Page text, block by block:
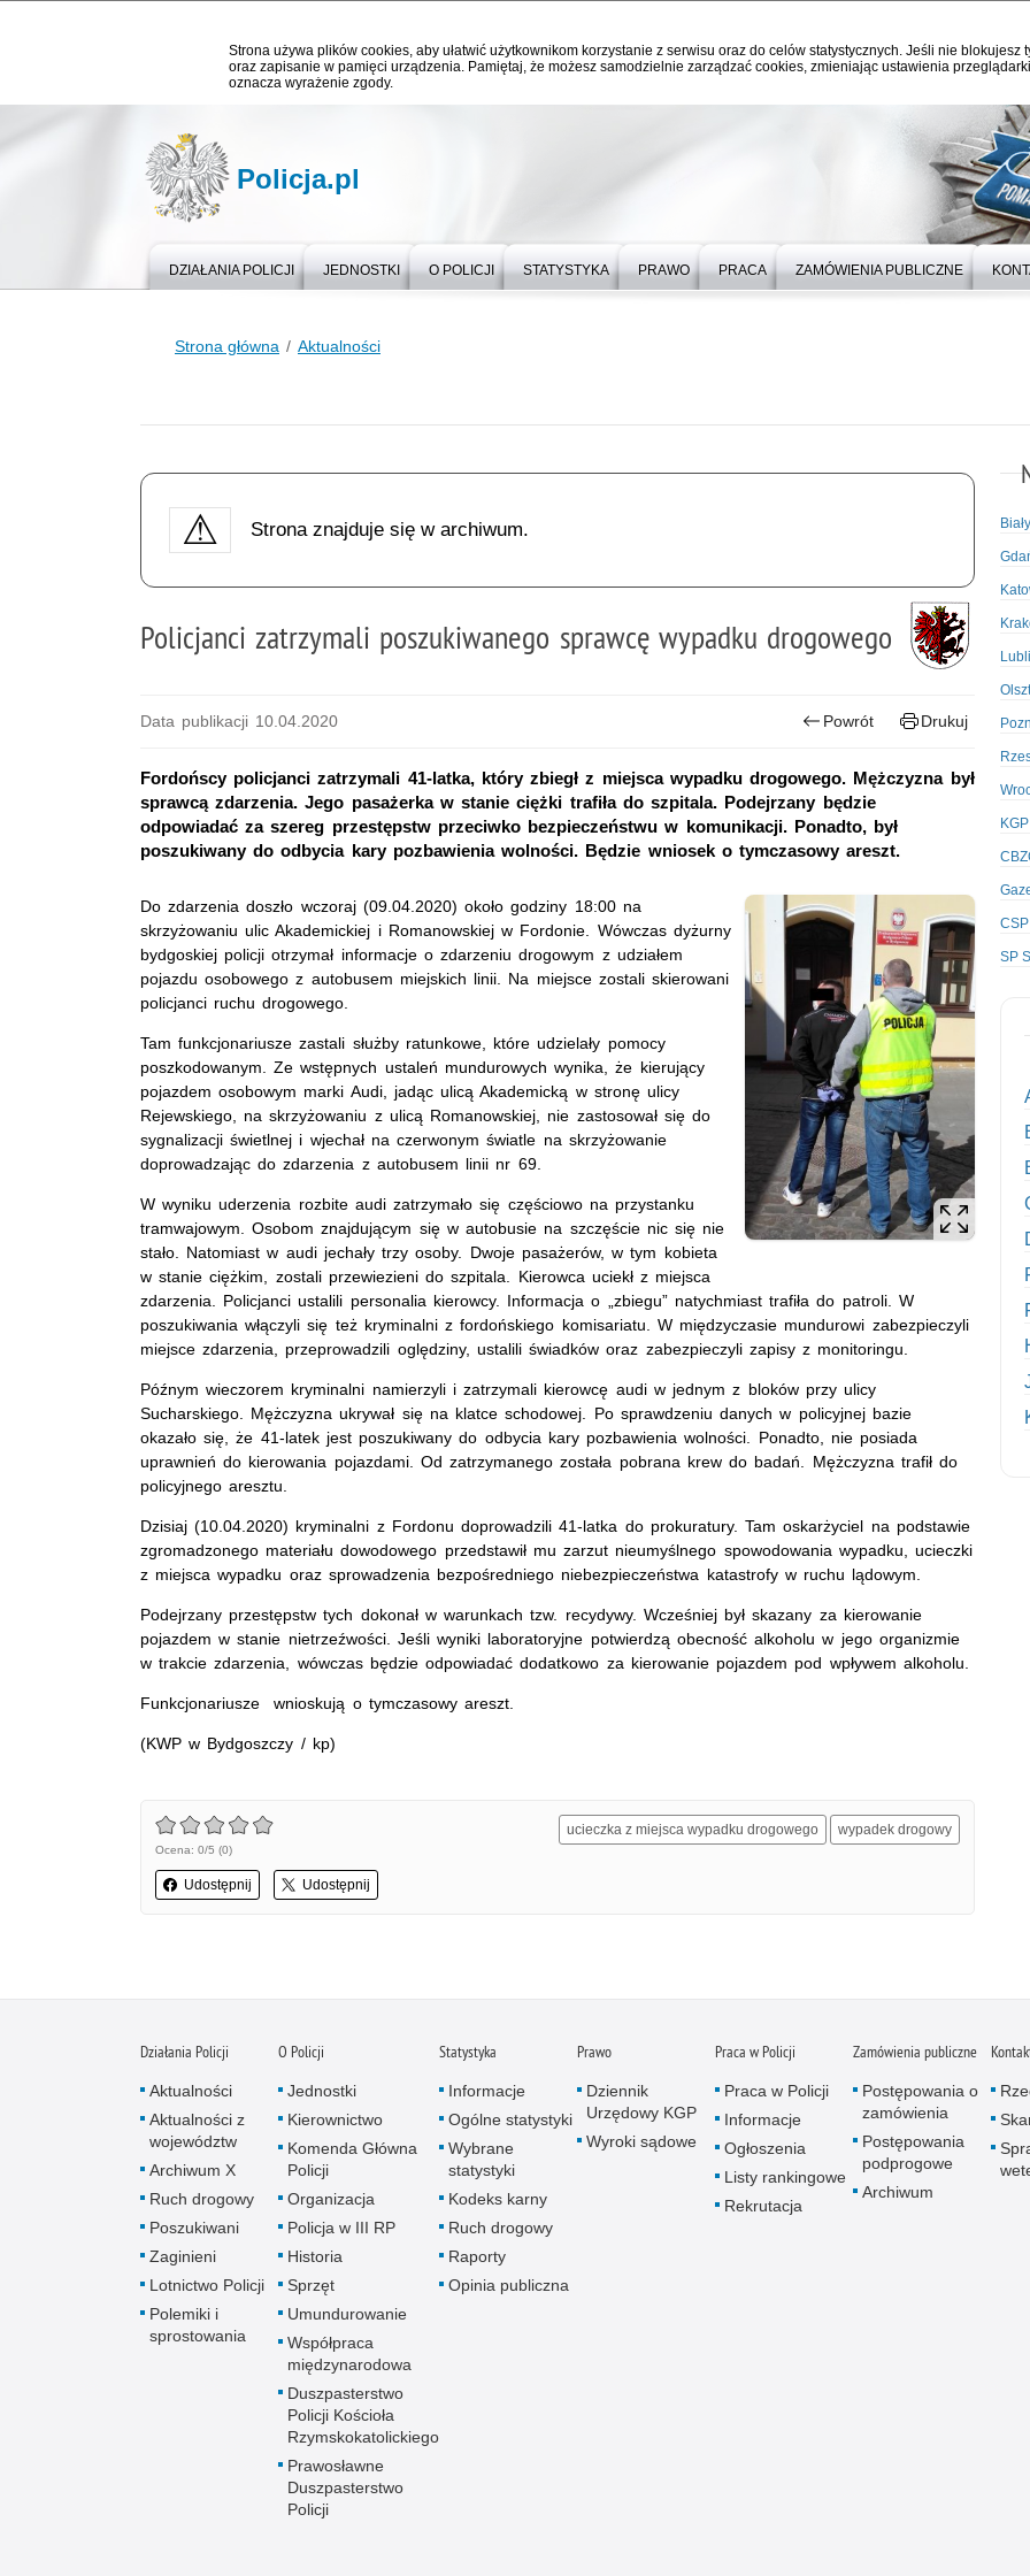
Strona używa plików cookies, aby ułatwić użytkownikom korzystanie z serwisu oraz do celów statystycznych. Jeśli nie blokujesz
oraz zapisanie w pamięci urządzenia. Pamiętaj, że możesz samodzielnie zarządzać cookies, zmieniając ustawienia
oznacza wyrażenie zgody.
Policja.pl
DZIAŁANIA POLICJI JEDNOSTKI O POLICJI STATYSTYKA PRAWO PRACA ZAMÓWIENIA PUBLICZNE
Strona główna Aktualności
Strona znajduje się w archiwum.
Policjanci zatrzymali poszukiwanego sprawcę wypadku drogowego
Data publikacji 10.04.2020 Powrót Drukuj
Fordońscy policjanci zatrzymali 41-latka, który zbiegł z miejsca wypadku drogowego. Mężczyzna był
sprawcą zdarzenia. Jego pasażerka w stanie ciężki trafiła do szpitala. Podejrzany będzie
odpowiadać za szereg przestępstw przeciwko bezpieczeństwu w komunikacji. Ponadto, był
poszukiwany do odbycia kary pozbawienia wolności. Będzie wniosek o tymczasowy areszt.
Do zdarzenia doszło wczoraj (09.04.2020) około godziny 18:00 na
skrzyżowaniu ulic Akademickiej i Romanowskiej w Fordonie. Wówczas dyżurny
bydgoskiej policji otrzymał informacje o zdarzeniu drogowym z udziałem
pojazdu osobowego z autobusem miejskich linii. Na miejsce zostali skierowani
policjanci ruchu drogowego.
Tam funkcjonariusze zastali służby ratunkowe, które udzielały pomocy
poszkodowanym. Ze wstępnych ustaleń mundurowych wynika, że kierujący
pojazdem osobowym marki Audi, jadąc ulicą Akademicką w stronę ulicy
Rejewskiego, na skrzyżowaniu z ulicą Romanowskiej, nie zastosował się do
sygnalizacji świetlnej i wjechał na czerwonym światle na skrzyżowanie
doprowadzając do zdarzenia z autobusem linii nr 69.
W wyniku uderzenia rozbite audi zatrzymało się częściowo na przystanku
tramwajowym. Osobom znajdującym się w autobusie na szczęście nic się nie
stało. Natomiast w audi jechały trzy osoby. Dwoje pasażerów, w tym kobieta
w stanie ciężkim, zostali przewiezieni do szpitala. Kierowca uciekł z miejsca
zdarzenia. Policjanci ustalili personalia kierowcy. Informacja o „zbiegu” natychmiast trafiła do patroli. W
poszukiwania włączyli się też kryminalni z fordońskiego komisariatu. W międzyczasie mundurowi zabezpieczyli
miejsce zdarzenia, przeprowadzili oględziny, ustalili świadków oraz zabezpieczyli zapisy z monitoringu.
Późnym wieczorem kryminalni namierzyli i zatrzymali kierowcę audi w jednym z bloków przy ulicy
Sucharskiego. Mężczyzna ukrywał się na klatce schodowej. Po sprawdzeniu danych w policyjnej bazie
okazało się, że 41-latek jest poszukiwany do odbycia kary pozbawienia wolności. Ponadto, nie posiada
uprawnień do kierowania pojazdami. Od zatrzymanego została pobrana krew do badań. Mężczyzna trafił do
policyjnego aresztu.
Dzisiaj (10.04.2020) kryminalni z Fordonu doprowadzili 41-latka do prokuratury. Tam oskarżyciel na podstawie
zgromadzonego materiału dowodowego przedstawił mu zarzut nieumyślnego spowodowania wypadku, ucieczki
z miejsca wypadku oraz sprowadzenia bezpośredniego niebezpieczeństwa katastrofy w ruchu lądowym.
Podejrzany przestępstw tych dokonał w warunkach tzw. recydywy. Wcześniej był skazany za kierowanie
pojazdem w stanie nietrzeźwości. Jeśli wyniki laboratoryjne potwierdzą obecność alkoholu w jego organizmie
w trakcie zdarzenia, wówczas będzie odpowiadać dodatkowo za kierowanie pojazdem pod wpływem alkoholu.
Funkcjonariusze wnioskują o tymczasowy areszt.
(KWP w Bydgoszczy / kp)
Ocena: 0/5 (0)
Udostępnij Udostępnij
ucieczka z miejsca wypadku drogowego wypadek drogowy
KGP
SP
Działania Policji
Aktualności
Aktualności z
województw
Archiwum X
Ruch drogowy
Poszukiwani
Zaginieni
Lotnictwo Policji
Polemiki i
sprostowania
O Policji
Jednostki
Kierownictwo
Komenda Główna
Policji
Organizacja
Policja w III RP
Historia
Sprzęt
Umundurowanie
Współpraca
międzynarodowa
Duszpasterstwo
Policji Kościoła
Rzymskokatolickiego
Prawosławne
Duszpasterstwo
Policji
Statystyka
Informacje
Ogólne statystyki
Wybrane
statystyki
Kodeks karny
Ruch drogowy
Raporty
Opinia publiczna
Prawo
Dziennik
Urzędowy KGP
Wyroki sądowe
Praca w Policji
Praca w Policji
Informacje
Ogłoszenia
Listy rankingowe
Rekrutacja
Zamówienia publiczne
Postępowania o
zamówienia
Postępowania
podprogowe
Archiwum